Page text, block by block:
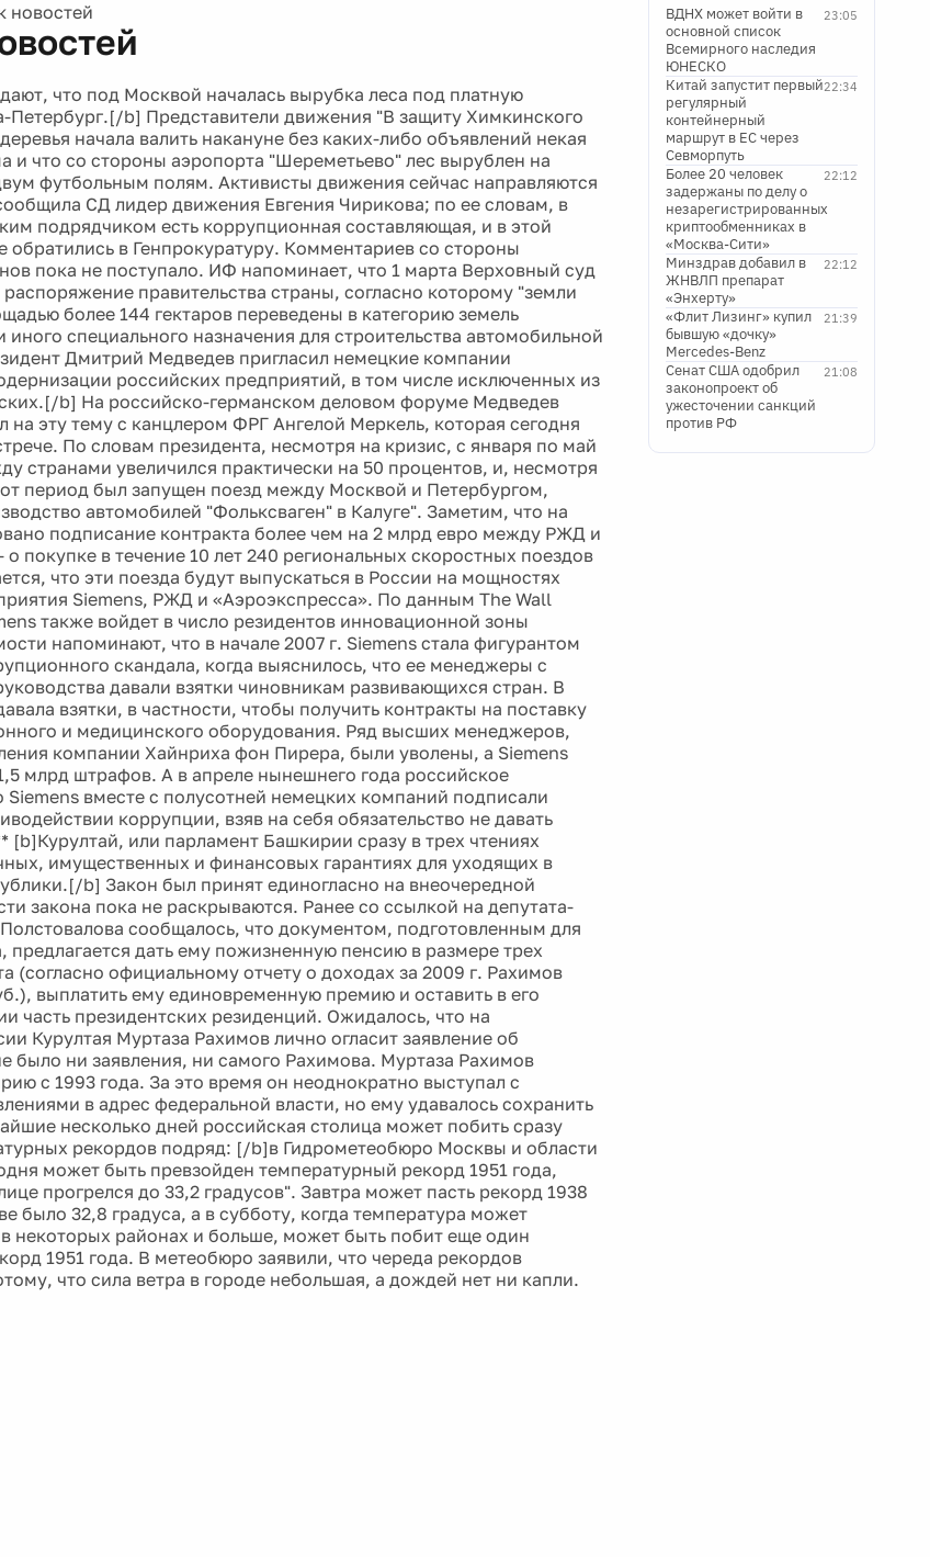
новостей
что под Москвой началась вырубка леса под платную
Петербург.[/b] Представители движения "В защиту Химкинского
начала валить накануне без каких-либо объявлений некая
и что со стороны аэропорта "Шереметьево" лес вырублен на
футбольным полям. Активисты движения сейчас направляются
СД лидер движения Евгения Чирикова; по ее словам, в
подрядчиком есть коррупционная составляющая, и в этой
обратились в Генпрокуратуру. Комментариев со стороны
пока не поступало. ИФ напоминает, что 1 марта Верховный суд
правительства страны, согласно которому "земли
более 144 гектаров переведены в категорию земель
специального назначения для строительства автомобильной
Дмитрий Медведев пригласил немецкие компании
российских предприятий, в том числе исключенных из
b] На российско-германском деловом форуме Медведев
на эту тему с канцлером ФРГ Ангелой Меркель, которая сегодня
По словам президента, несмотря на кризис, с января по май
странами увеличился практически на 50 процентов, и, несмотря
период был запущен поезд между Москвой и Петербургом,
автомобилей "Фольксваген" в Калуге". Заметим, что на
подписание контракта более чем на 2 млрд евро между РЖД и
покупке в течение 10 лет 240 региональных скоростных поездов
что эти поезда будут выпускаться в России на мощностях
Siemens, РЖД и «Аэроэкспресса». По данным The Wall
также войдет в число резидентов инновационной зоны
напоминают, что в начале 2007 г. Siemens стала фигурантом
скандала, когда выяснилось, что ее менеджеры с
давали взятки чиновникам развивающихся стран. В
взятки, в частности, чтобы получить контракты на поставку
и медицинского оборудования. Ряд высших менеджеров,
компании Хайнриха фон Пирера, были уволены, а Siemens
млрд штрафов. А в апреле нынешнего года российское
Siemens вместе с полусотней немецких компаний подписали
коррупции, взяв на себя обязательство не давать
[b]Курултай, или парламент Башкирии сразу в трех чтениях
имущественных и финансовых гарантиях для уходящих в
b] Закон был принят единогласно на внеочередной
закона пока не раскрываются. Ранее со ссылкой на депутата-
сообщалось, что документом, подготовленным для
предлагается дать ему пожизненную пенсию в размере трех
(согласно официальному отчету о доходах за 2009 г. Рахимов
выплатить ему единовременную премию и оставить в его
часть президентских резиденций. Ожидалось, что на
Курултая Муртаза Рахимов лично огласит заявление об
было ни заявления, ни самого Рахимова. Муртаза Рахимов
с 1993 года. За это время он неоднократно выступал с
в адрес федеральной власти, но ему удавалось сохранить
несколько дней российская столица может побить сразу
рекордов подряд: [/b]в Гидрометеобюро Москвы и области
может быть превзойден температурный рекорд 1951 года,
прогрелся до 33,2 градусов". Завтра может пасть рекорд 1938
было 32,8 градуса, а в субботу, когда температура может
в некоторых районах и больше, может быть побит еще один
1951 года. В метеобюро заявили, что череда рекордов
что сила ветра в городе небольшая, а дождей нет ни капли.
23:05
ВДНХ может войти в
основной список
Всемирного наследия
ЮНЕСКО
22:34
Китай запустит первый
регулярный
контейнерный
маршрут в ЕС через
Севморпуть
22:12
Более 20 человек
задержаны по делу о
незарегистрированных
криптообменниках в
«Москва-Сити»
22:12
Минздрав добавил в
ЖНВЛП препарат
«Энхерту»
21:39
«Флит Лизинг» купил
бывшую «дочку»
Mercedes-Benz
21:08
Сенат США одобрил
законопроект об
ужесточении санкций
против РФ